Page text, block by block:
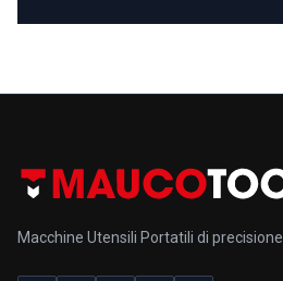
Macchine Utensili Portatili di precisione